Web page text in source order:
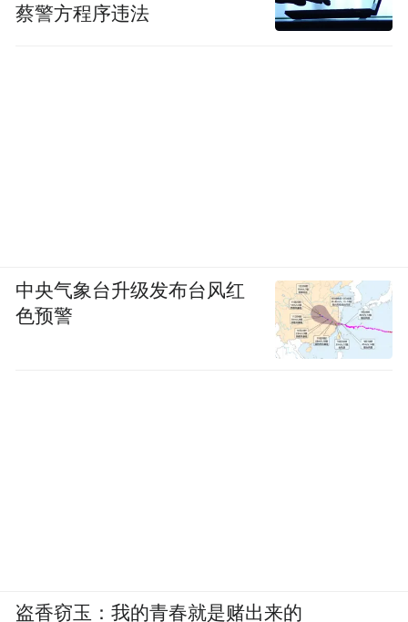
蔡警方程序违法
中央气象台升级发布台风红
色预警
盗香窃玉：我的青春就是赌出来的